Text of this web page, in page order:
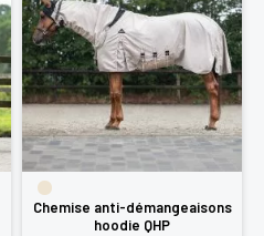
Chemise anti-démangeaisons
hoodie QHP